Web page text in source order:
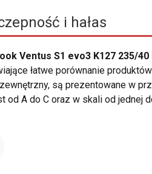
i hałas
Ventus S1 evo3 K127 235/40
łatwe porównanie
są prezentowane w
od A do C oraz w skali od jednej